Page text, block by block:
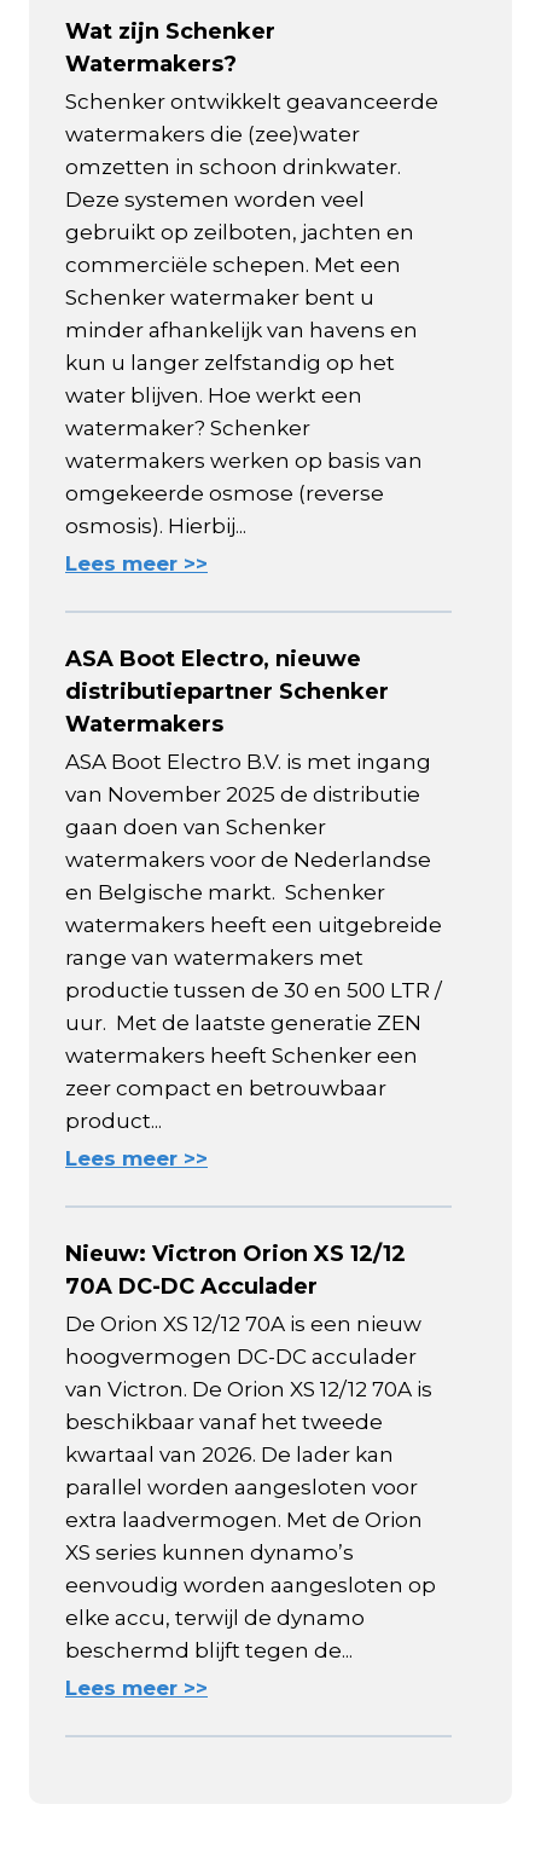
Wat zijn Schenker
Watermakers?
Schenker ontwikkelt geavanceerde
watermakers die (zee)water
omzetten in schoon drinkwater.
Deze systemen worden veel
gebruikt op zeilboten, jachten en
commerciële schepen. Met een
Schenker watermaker bent u
minder afhankelijk van havens en
kun u langer zelfstandig op het
water blijven. Hoe werkt een
watermaker? Schenker
watermakers werken op basis van
omgekeerde osmose (reverse
osmosis). Hierbij...
Lees meer >>
ASA Boot Electro, nieuwe
distributiepartner Schenker
Watermakers
ASA Boot Electro B.V. is met ingang
van November 2025 de distributie
gaan doen van Schenker
watermakers voor de Nederlandse
en Belgische markt. Schenker
watermakers heeft een uitgebreide
range van watermakers met
productie tussen de 30 en 500 LTR /
uur. Met de laatste generatie ZEN
watermakers heeft Schenker een
zeer compact en betrouwbaar
product...
Lees meer >>
Nieuw: Victron Orion XS 12/12
70A DC-DC Acculader
De Orion XS 12/12 70A is een nieuw
hoogvermogen DC-DC acculader
van Victron. De Orion XS 12/12 70A is
beschikbaar vanaf het tweede
kwartaal van 2026. De lader kan
parallel worden aangesloten voor
extra laadvermogen. Met de Orion
XS series kunnen dynamo’s
eenvoudig worden aangesloten op
elke accu, terwijl de dynamo
beschermd blijft tegen de...
Lees meer >>